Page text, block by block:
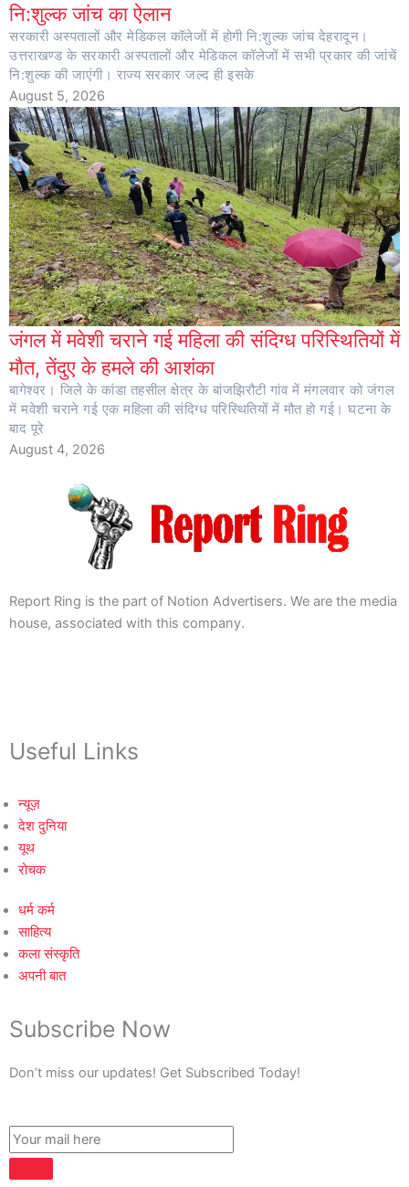
नि:शुल्क जांच का ऐलान
सरकारी अस्पतालों और मेडिकल कॉलेजों में होगी नि:शुल्क जांच देहरादून।
उत्तराखण्ड के सरकारी अस्पतालों और मेडिकल कॉलेजों में सभी प्रकार की जांचें
नि:शुल्क की जाएंगी। राज्य सरकार जल्द ही इसके
August 5, 2026
जंगल में मवेशी चराने गई महिला की संदिग्ध परिस्थितियों में
मौत, तेंदुए के हमले की आशंका
बागेश्वर। जिले के कांडा तहसील क्षेत्र के बांजझिरौटी गांव में मंगलवार को जंगल
में मवेशी चराने गई एक महिला की संदिग्ध परिस्थितियों में मौत हो गई। घटना के
बाद पूरे
August 4, 2026
Report Ring is the part of Notion Advertisers. We are the media
house, associated with this company.
Useful Links
न्यूज़
देश दुनिया
यूथ
रोचक
धर्म कर्म
साहित्य
कला संस्कृति
अपनी बात
Subscribe Now
Don’t miss our updates! Get Subscribed Today!